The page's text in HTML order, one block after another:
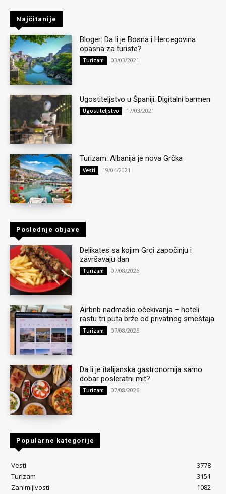
Najčitanije
Bloger: Da li je Bosna i Hercegovina
opasna za turiste?
Turizam 03/03/2021
Ugostiteljstvo u Španiji: Digitalni barmen
Ugostiteljstvo 17/03/2021
Turizam: Albanija je nova Grčka
Vesti 19/04/2021
Poslednje objave
Delikates sa kojim Grci započinju i
završavaju dan
Turizam 07/08/2026
Airbnb nadmašio očekivanja – hoteli
rastu tri puta brže od privatnog smeštaja
Turizam 07/08/2026
Da li je italijanska gastronomija samo
dobar posleratni mit?
Turizam 07/08/2026
Popularne kategorije
Vesti
3778
Turizam
3151
Zanimljivosti
1082